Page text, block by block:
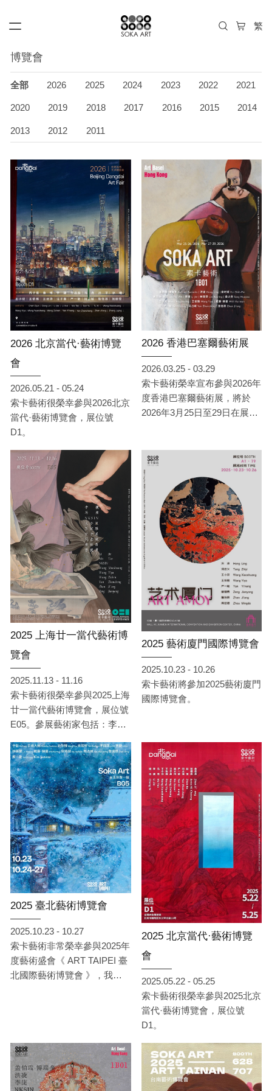
博覽會
全部 2026 2025 2024 2023 2022 2021
2020 2019 2018 2017 2016 2015 2014
2013 2012 2011
2026 北京當代·藝術博覽
會
2026.05.21 - 05.24
索卡藝術很榮幸參與2026北京
當代·藝術博覽會，展位號
D1。
2026 香港巴塞爾藝術展
2026.03.25 - 03.29
索卡藝術榮幸宣布參與2026年
度香港巴塞爾藝術展，將於
2026年3月25日至29日在展位
2025 上海廿一當代藝術博
覽會
2025.11.13 - 11.16
索卡藝術很榮幸參與2025上海
廿一當代藝術博覽會，展位號
E05。參展藝術家包括：李
王依雅、汪子晨、閆占城、詹
佶昂、曾健勇。展會將於11月
13日至11月16日在上海展覽中
心舉行，索卡藝術期待屆時與
您相會。
2025 藝術廈門國際博覽會
2025.10.23 - 10.26
索卡藝術將參加2025藝術廈門
國際博覽會。
2025 臺北藝術博覽會
2025.10.23 - 10.27
索卡藝術非常榮幸參與2025年
度藝術盛會《 ART TAIPEI 臺
北國際藝術博覽會 》，我們
間，體驗藝術如何成為情感與
思想的連結。此次將展出來自
臺灣、中國、日本、韓國與英
2025 北京當代·藝術博覽
會
2025.05.22 - 05.25
索卡藝術很榮幸參與2025北京
當代·藝術博覽會，展位號
D1。